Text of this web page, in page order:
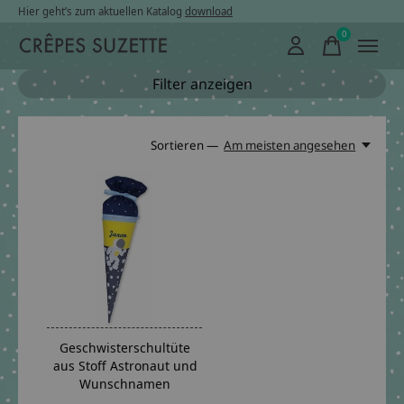
Hier geht’s zum aktuellen Katalog download
0items
Filter anzeigen
Sortieren — Am meisten angesehen
Geschwisterschultüte
aus Stoff Astronaut und
Wunschnamen